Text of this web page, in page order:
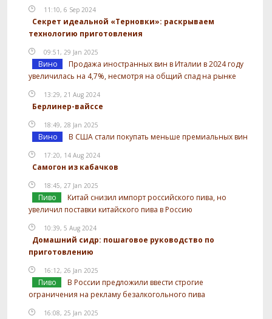
11:10, 6 Sep 2024
Секрет идеальной «Терновки»: раскрываем
технологию приготовления
09:51, 29 Jan 2025
Вино
Продажа иностранных вин в Италии в 2024 году
увеличилась на 4,7%, несмотря на общий спад на рынке
13:29, 21 Aug 2024
Берлинер-вайссе
18:49, 28 Jan 2025
Вино В США стали покупать меньше премиальных вин
17:20, 14 Aug 2024
Самогон из кабачков
18:45, 27 Jan 2025
Пиво
Китай снизил импорт российского пива, но
увеличил поставки китайского пива в Россию
10:39, 5 Aug 2024
Домашний сидр: пошаговое руководство по
приготовлению
16:12, 26 Jan 2025
Пиво
В России предложили ввести строгие
ограничения на рекламу безалкогольного пива
16:08, 25 Jan 2025